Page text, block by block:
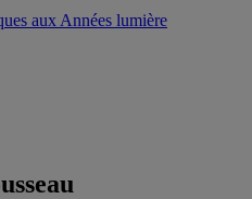
aux Années lumière